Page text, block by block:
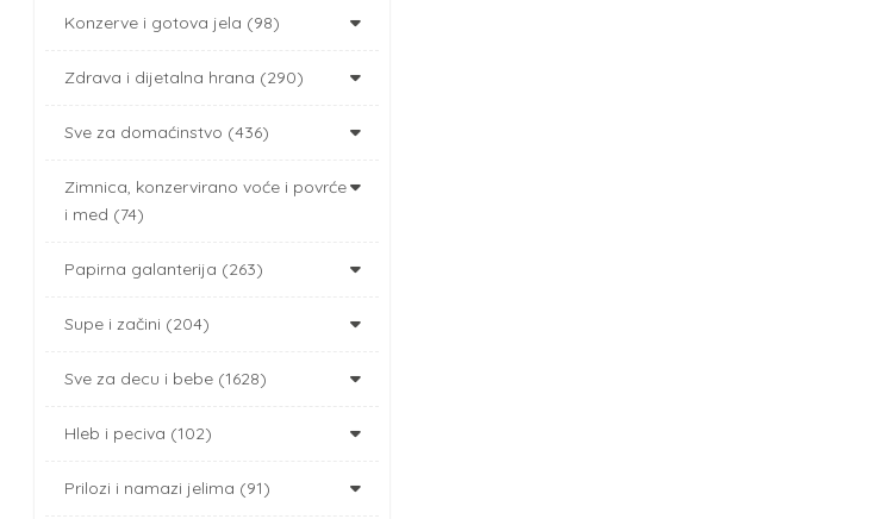
Konzerve i gotova jela (98)
Zdrava i dijetalna hrana (290)
Sve za domaćinstvo (436)
Zimnica, konzervirano voće i povrće
i med (74)
Papirna galanterija (263)
Supe i začini (204)
Sve za decu i bebe (1628)
Hleb i peciva (102)
Prilozi i namazi jelima (91)